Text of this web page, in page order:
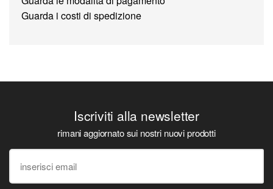
Guarda i costi di spedizione
Iscriviti alla newsletter
rimani aggiornato sui nostri nuovi prodotti